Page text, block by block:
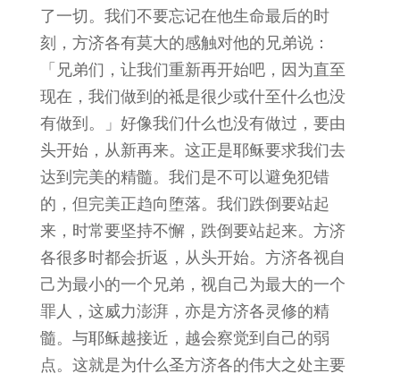
了一切。我们不要忘记在他生命最后的时
刻，方济各有莫大的感触对他的兄弟说：
「兄弟们，让我们重新再开始吧，因为直至
现在，我们做到的祗是很少或什至什么也没
有做到。」好像我们什么也没有做过，要由
头开始，从新再来。这正是耶稣要求我们去
达到完美的精髓。我们是不可以避免犯错
的，但完美正趋向堕落。我们跌倒要站起
来，时常要坚持不懈，跌倒要站起来。方济
各很多时都会折返，从头开始。方济各视自
己为最小的一个兄弟，视自己为最大的一个
罪人，这威力澎湃，亦是方济各灵修的精
髓。与耶稣越接近，越会察觉到自己的弱
点。这就是为什么圣方济各的伟大之处主要